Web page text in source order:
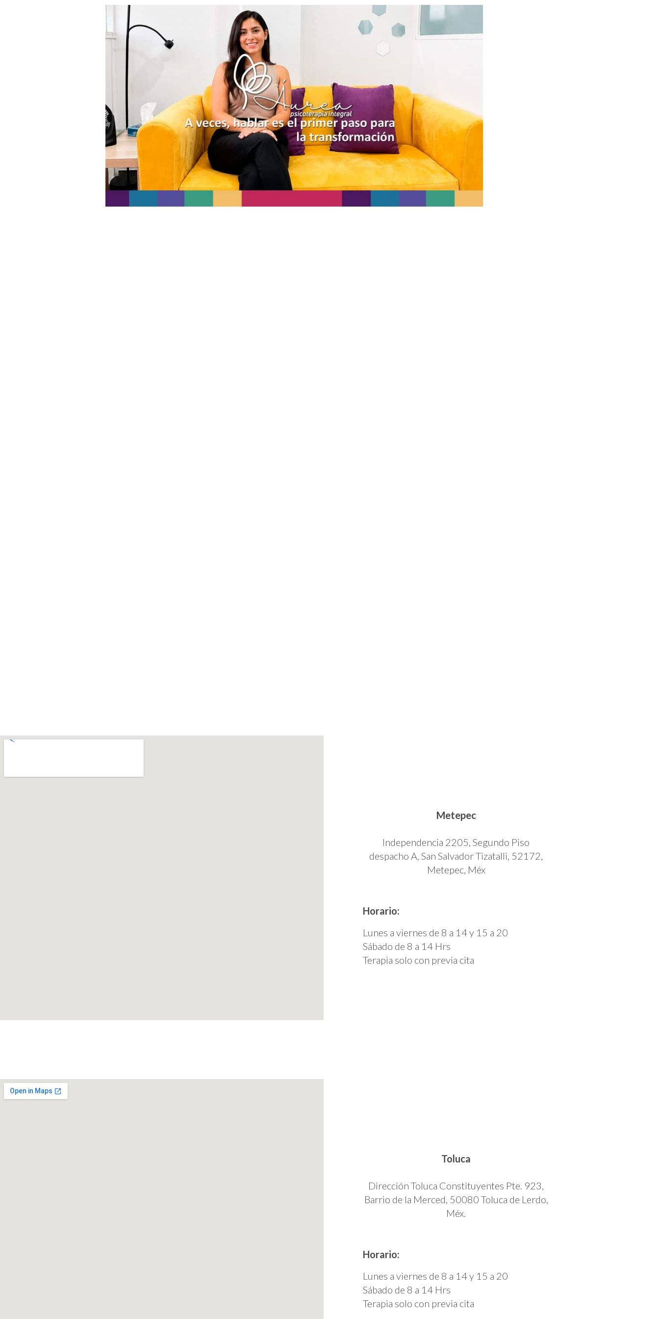
Metepec
Independencia 2205, Segundo Piso
despacho A, San Salvador Tizatalli, 52172,
Metepec, Méx
Horario:
Lunes a viernes de 8 a 14 y 15 a 20
Sábado de 8 a 14 Hrs
Terapia solo con previa cita
Toluca
Dirección Toluca Constituyentes Pte. 923,
Barrio de la Merced, 50080 Toluca de Lerdo,
Méx.
Horario:
Lunes a viernes de 8 a 14 y 15 a 20
Sábado de 8 a 14 Hrs
Terapia solo con previa cita